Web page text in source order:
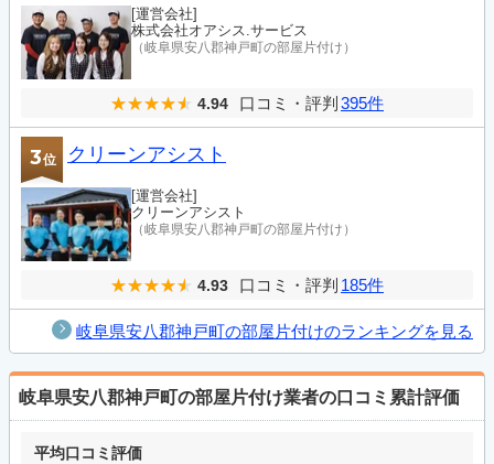
[運営会社]
株式会社オアシス.サービス
（岐阜県安八郡神戸町の部屋片付け）
4.94 口コミ・評判 395件
3位 クリーンアシスト
[運営会社]
クリーンアシスト
（岐阜県安八郡神戸町の部屋片付け）
4.93 口コミ・評判 185件
岐阜県安八郡神戸町の部屋片付けのランキングを見る
岐阜県安八郡神戸町の部屋片付け業者の口コミ累計評価
平均口コミ評価